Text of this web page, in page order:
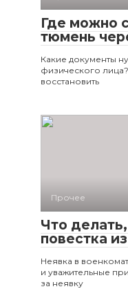
Где можно
тюмень
Какие документы
физического лица?
восстановить
Прочее
Что
повестка
Неявка в
и уважительные
за неявку